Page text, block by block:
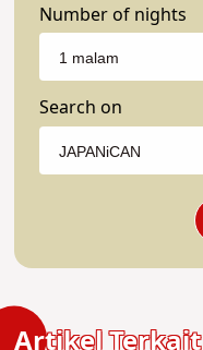
Number of nights
Search on